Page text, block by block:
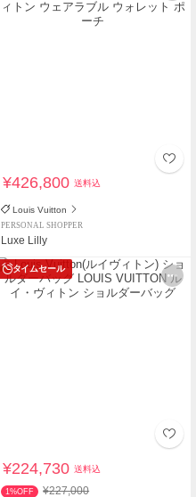
¥426,800送料込
Louis Vuitton
PERSONAL SHOPPER
Luxe Lilly
タイムセール
¥224,730送料込
1%OFF ¥227,000